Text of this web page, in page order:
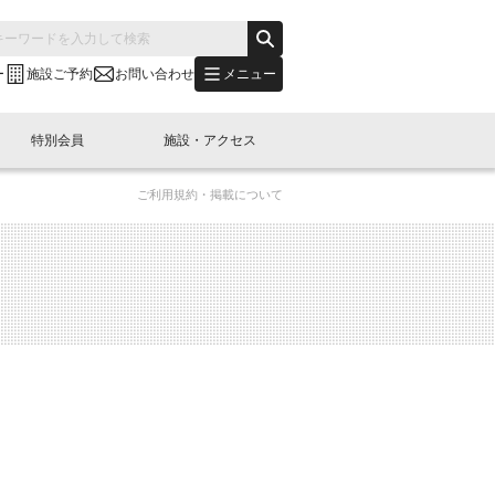
施設ご予約 お問い合わせ メニュー
別会員開催
展・参加
"LINK-BioBAY TOKYO"？
(News Letter)
コラム
ュース・事業紹介
ベント
LINK-J WEST
容
本橋エリアについて
特別会員
し込み
施設・アクセス
予約
ご利用規約・掲載について